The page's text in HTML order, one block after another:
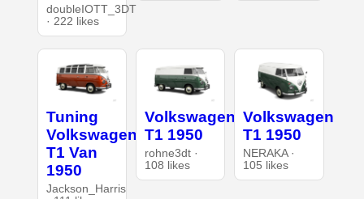
doubleIOTT_3DT
· 222 likes
Tuning
Volkswagen
T1 Van
1950
Jackson_Harris
Volkswagen
T1 1950
rohne3dt ·
108 likes
Volkswagen
T1 1950
NERAKA ·
105 likes